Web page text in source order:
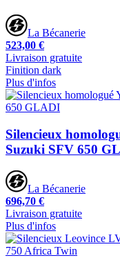
La Bécanerie
523,00 €
Livraison gratuite
Finition dark
Plus d'infos
Silencieux
Suzuki SFV 650
La Bécanerie
696,70 €
Livraison gratuite
Plus d'infos